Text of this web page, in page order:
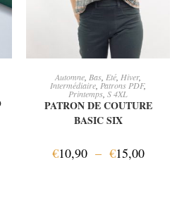
CHOIX DES OPTIONS
Automne Bas Eté Hiver,
Intermédiaire Patrons PDF,
Printemps S 4XL
PATRON DE COUTURE
BASIC SIX
€10,90 – €15,00